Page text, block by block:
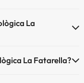
La
La Fatarella?